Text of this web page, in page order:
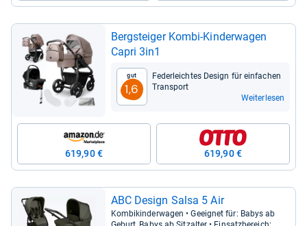
Berg­stei­ger Kombi-​Kin­der­wa­gen
Capri 3in1
Gut
1,6
Feder­leich­tes Design für ein­fa­chen
Trans­port
Weiterlesen
619,90 € 619,90 €
ABC Design Salsa 5 Air
Kom­bi­kin­der­wa­gen • Geeig­net für: Babys ab